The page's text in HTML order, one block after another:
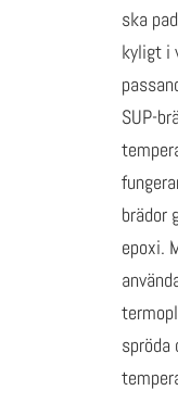
ska
kyligt i
SUP-
brädor
epoxi.
spröda